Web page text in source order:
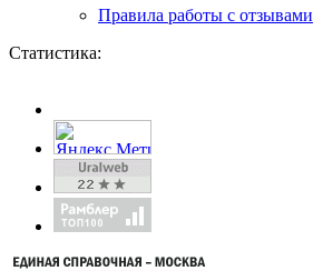
Правила работы с отзывами
Статистика: